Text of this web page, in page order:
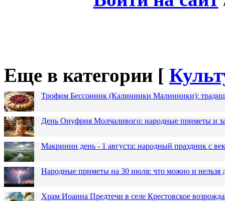
Еще в категории [
Трофим Бессонник (Калинники Малинники):
День Онуфрия Молчаливого: народные приметы и
Макринин день - 1 августа: народный праздник с
Народные приметы на 30 июля: что можно и нельзя
Храм Иоанна Предтечи в селе Крестовское